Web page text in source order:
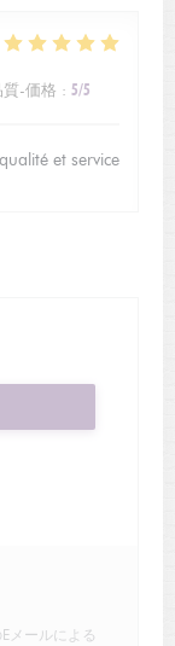
質-価格 : 5/5
et service
メールによる